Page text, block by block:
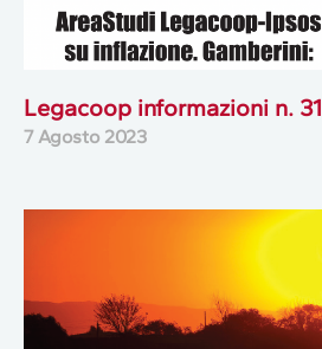
Legacoop informazioni n. 31
7 Agosto 2023